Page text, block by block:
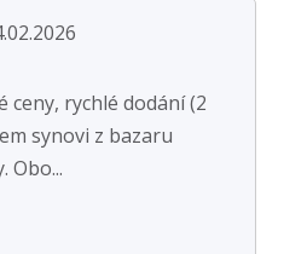
ceny, rychlé dodání (2
synovi z bazaru
Obo...